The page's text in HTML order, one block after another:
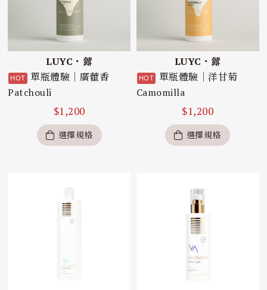
LUYC・虂
單瓶體驗｜廣藿香
Patchouli
$1,200
選擇規格
LUYC・虂
單瓶體驗｜洋甘菊
Camomilla
$1,200
選擇規格